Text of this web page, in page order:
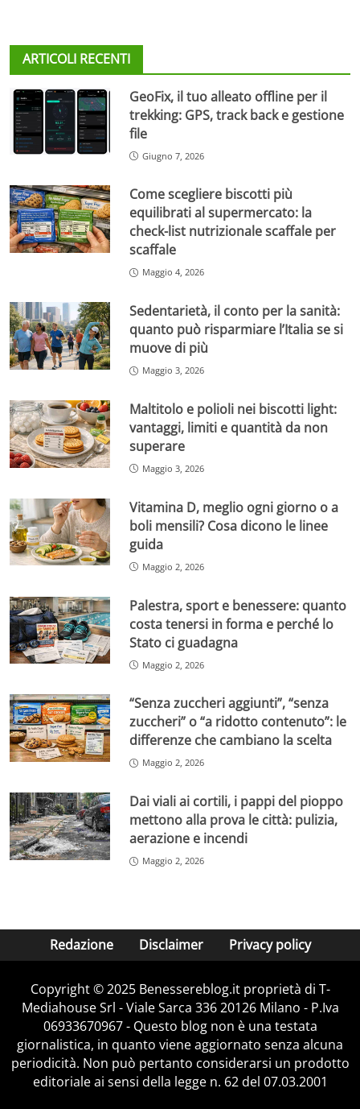
ARTICOLI RECENTI
GeoFix, il tuo alleato offline per il
trekking: GPS, track back e gestione
file
Giugno 7, 2026
Come scegliere biscotti più
equilibrati al supermercato: la
check-list nutrizionale scaffale per
scaffale
Maggio 4, 2026
Sedentarietà, il conto per la sanità:
quanto può risparmiare l’Italia se si
muove di più
Maggio 3, 2026
Maltitolo e polioli nei biscotti light:
vantaggi, limiti e quantità da non
superare
Maggio 3, 2026
Vitamina D, meglio ogni giorno o a
boli mensili? Cosa dicono le linee
guida
Maggio 2, 2026
Palestra, sport e benessere: quanto
costa tenersi in forma e perché lo
Stato ci guadagna
Maggio 2, 2026
“Senza zuccheri aggiunti”, “senza
zuccheri” o “a ridotto contenuto”: le
differenze che cambiano la scelta
Maggio 2, 2026
Dai viali ai cortili, i pappi del pioppo
mettono alla prova le città: pulizia,
aerazione e incendi
Maggio 2, 2026
Redazione Disclaimer Privacy policy
Copyright © 2025 Benessereblog.it proprietà di T-
Mediahouse Srl - Viale Sarca 336 20126 Milano - P.Iva
06933670967 - Questo blog non è una testata
giornalistica, in quanto viene aggiornato senza alcuna
periodicità. Non può pertanto considerarsi un prodotto
editoriale ai sensi della legge n. 62 del 07.03.2001